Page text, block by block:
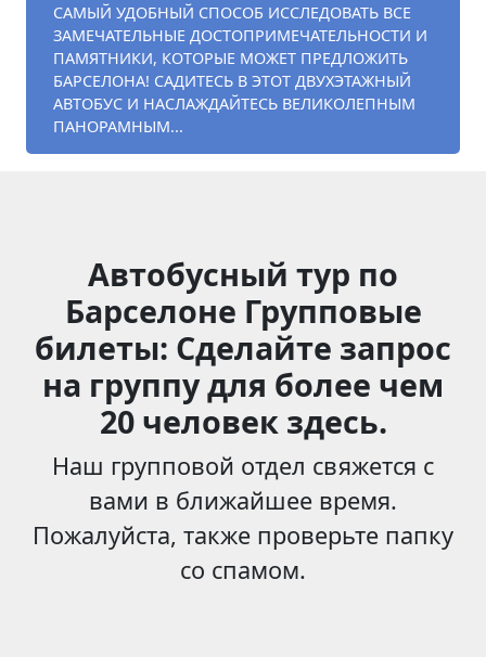
САМЫЙ УДОБНЫЙ СПОСОБ ИССЛЕДОВАТЬ ВСЕ
ЗАМЕЧАТЕЛЬНЫЕ ДОСТОПРИМЕЧАТЕЛЬНОСТИ И
ПАМЯТНИКИ, КОТОРЫЕ МОЖЕТ ПРЕДЛОЖИТЬ
БАРСЕЛОНА! САДИТЕСЬ В ЭТОТ ДВУХЭТАЖНЫЙ
АВТОБУС И НАСЛАЖДАЙТЕСЬ ВЕЛИКОЛЕПНЫМ
ПАНОРАМНЫМ...
Автобусный тур по
Барселоне Групповые
билеты: Сделайте запрос
на группу для более чем
20 человек здесь.
Наш групповой отдел свяжется с
вами в ближайшее время.
Пожалуйста, также проверьте папку
со спамом.